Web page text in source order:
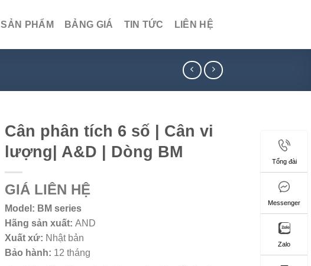
SẢN PHẨM BẢNG GIÁ TIN TỨC LIÊN HỆ
Cân phân tích 6 số | Cân vi
lượng| A&D | Dòng BM
GIÁ LIÊN HỆ
Model: BM series
Hãng sản xuất: AND
Xuất xứ: Nhật bản
Bảo hành: 12 tháng
Tổng đài
Messenger
Zalo